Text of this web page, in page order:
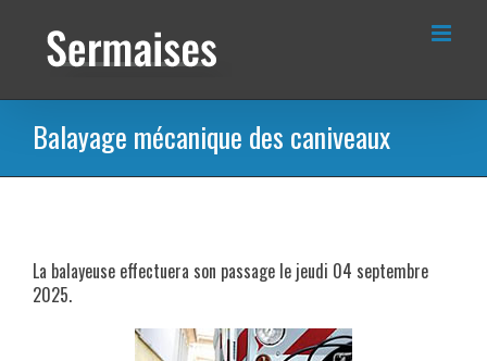
contenu
Balayage mécanique des caniveaux
La balayeuse effectuera son passage le jeudi 04 septembre
2025.